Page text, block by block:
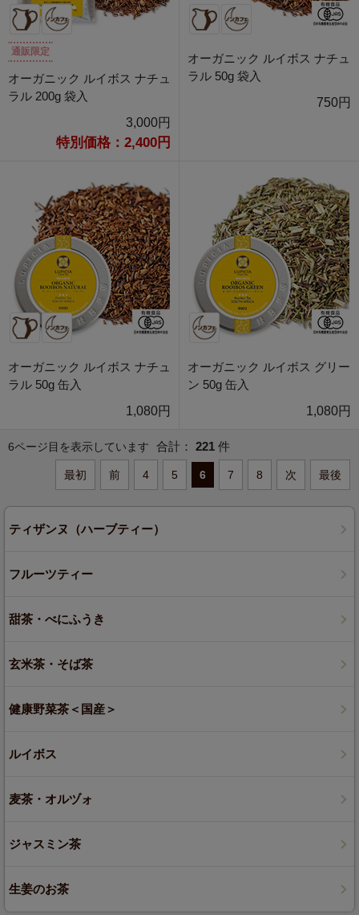
通販限定
オーガニック ルイボス ナチュ
ラル 200g 袋入
3,000円
特別価格：2,400円
オーガニック ルイボス ナチュ
ラル 50g 袋入
750円
オーガニック ルイボス ナチュ
ラル 50g 缶入
1,080円
オーガニック ルイボス グリー
ン 50g 缶入
1,080円
6ページ目を表示しています 合計： 221 件
最初 前 4 5 6 7 8 次 最後
ティザンヌ（ハーブティー）
フルーツティー
甜茶・べにふうき
玄米茶・そば茶
健康野菜茶＜国産＞
ルイボス
麦茶・オルヅォ
ジャスミン茶
生姜のお茶